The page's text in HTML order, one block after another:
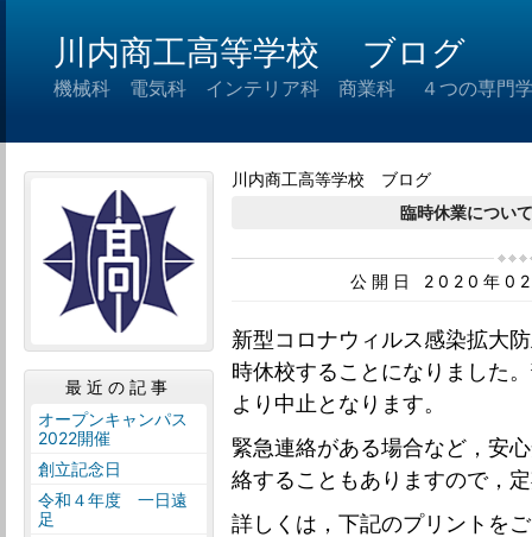
川内商工高等学校 ブログ
機械科 電気科 インテリア科 商業科 ４つの専門学
川内商工高等学校 ブログ
臨時休業につい
公開日 2020年
新型コロナウィルス感染拡大
時休校することになりました
より中止となります。
緊急連絡がある場合など，安
絡することもありますので，
詳しくは，下記のプリントを
最近の記事
オープンキャンパス
2022開催
創立記念日
令和４年度 一日遠
足